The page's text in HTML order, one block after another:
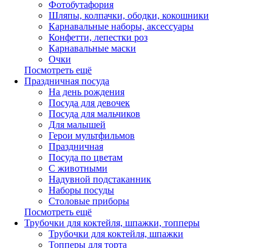
Фотобутафория
Шляпы, колпачки, ободки, кокошники
Карнавальные наборы, аксессуары
Конфетти, лепестки роз
Карнавальные маски
Очки
Посмотреть ещё
Праздничная посуда
На день рождения
Посуда для девочек
Посуда для мальчиков
Для малышей
Герои мультфильмов
Праздничная
Посуда по цветам
С животными
Надувной подстаканник
Наборы посуды
Столовые приборы
Посмотреть ещё
Трубочки для коктейля, шпажки, топперы
Трубочки для коктейля, шпажки
Топперы для торта